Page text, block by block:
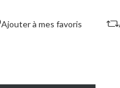
Ajouter à mes favoris